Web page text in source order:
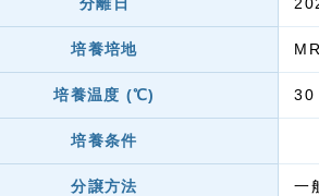
培養培地
培養温度 (℃) 30
培養条件
分譲方法 一